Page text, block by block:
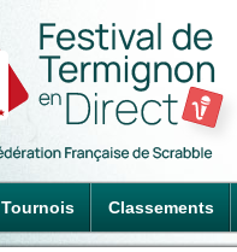
Tournois Classements